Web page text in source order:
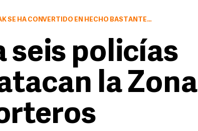
HA CONVERTIDO EN HECHO BASTANTE COMÚN.
seis policías
la Zona